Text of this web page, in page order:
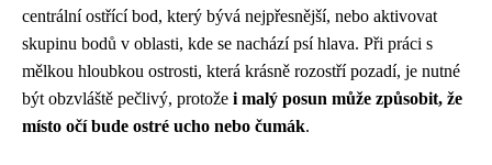
centrální ostřící bod, který bývá nejpřesnější, nebo aktivovat
skupinu bodů v oblasti, kde se nachází psí hlava. Při práci s
mělkou hloubkou ostrosti, která krásně rozostří pozadí, je nutné
být obzvláště pečlivý, protože i malý posun může způsobit, že
místo očí bude ostré ucho nebo čumák.